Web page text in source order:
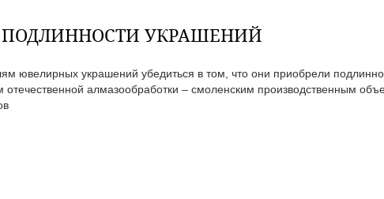
ПОДЛИННОСТИ УКРАШЕНИЙ
ювелирных украшений убедиться в том, что они приобрели
алмазообработки – смоленским производственным